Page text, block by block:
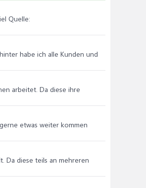
Quelle:
habe ich alle Kunden und
arbeitet. Da diese ihre
etwas weiter kommen
Da diese teils an mehreren